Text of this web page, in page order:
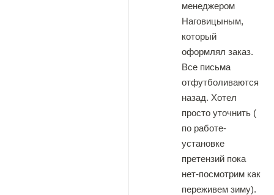
менеджером
Наговицыным,
который
оформлял заказ.
Все письма
отфутболиваются
назад. Хотел
просто уточнить (
по работе-
установке
претензий пока
нет-посмотрим как
переживем зиму).